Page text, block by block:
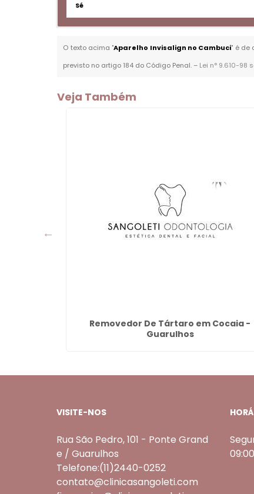
Sé
O texto acima "Aparelho Invisalign no Cambuci" é de
previsto no artigo 184 do Código Penal. – Lei n° 9.610-98
Veja Também
Removedor De Tártaro em Cocaia -
Guarulhos
VISITE-NOS
Rua São Pedro, 101 - Ponte Grand
e / Guarulhos
Telefone:(11)2440-0252
contato@clinicasangoleti.com